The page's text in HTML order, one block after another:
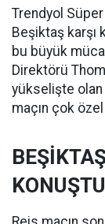
Trendyol
Beşiktaş karşı
bu büyük
Direktörü
yükselişte
maçın çok